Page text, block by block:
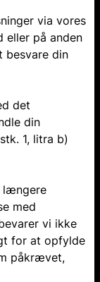
via vores
eller på anden
besvare din
det
din
1, litra b)
længere
med
vi ikke
for at opfylde
påkrævet,